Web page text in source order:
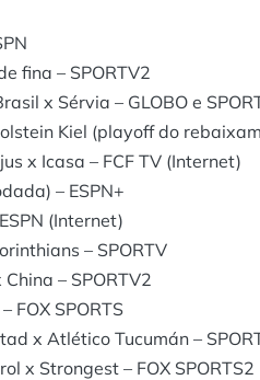
fina – SPORTV2
x Sérvia – GLOBO e
Kiel (playoff do
x Icasa – FCF TV (Internet)
– ESPN+
(Internet)
– SPORTV
– SPORTV2
FOX SPORTS
x Atlético Tucumán –
x Strongest – FOX SPORTS2